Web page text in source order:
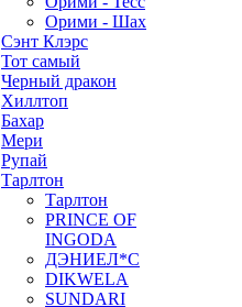
Орими - Шах
Сэнт Клэрс
Тот самый
Черный дракон
Хиллтоп
Бахар
Мери
Рупай
Тарлтон
Тарлтон
PRINCE OF
INGODA
ДЭНИЕЛ*С
DIKWELA
SUNDARI